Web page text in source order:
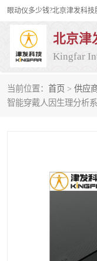
北京津
Kingfar
当前位置： 首页 > 供应
智能穿戴人因生理分析
皮电仪
行为观察与表情
神经营销与消费行